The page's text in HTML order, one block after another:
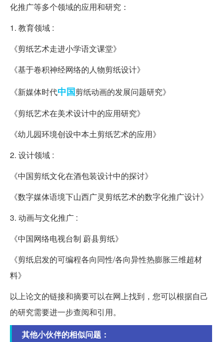
化推广等多个领域的应用和研究：
1. 教育领域 :
《剪纸艺术走进小学语文课堂》
《基于卷积神经网络的人物剪纸设计》
《新媒体时代中国剪纸动画的发展问题研究》
《剪纸艺术在美术设计中的应用研究》
《幼儿园环境创设中本土剪纸艺术的应用》
2. 设计领域 :
《中国剪纸文化在酒包装设计中的探讨》
《数字媒体语境下山西广灵剪纸艺术的数字化推广设计》
3. 动画与文化推广 :
《中国网络电视台制 蔚县剪纸》
《剪纸启发的可编程各向同性/各向异性热膨胀三维超材
料》
以上论文的链接和摘要可以在网上找到，您可以根据自己
的研究需要进一步查阅和引用。
其他小伙伴的相似问题：